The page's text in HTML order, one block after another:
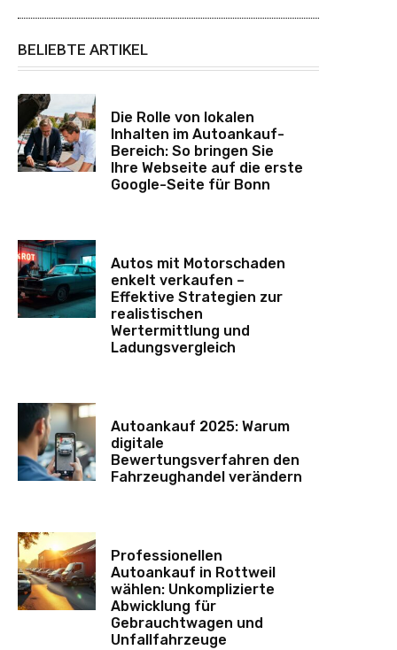
BELIEBTE ARTIKEL
Die Rolle von lokalen
Inhalten im Autoankauf-
Bereich: So bringen Sie
Ihre Webseite auf die erste
Google-Seite für Bonn
Autos mit Motorschaden
enkelt verkaufen –
Effektive Strategien zur
realistischen
Wertermittlung und
Ladungsvergleich
Autoankauf 2025: Warum
digitale
Bewertungsverfahren den
Fahrzeughandel verändern
Professionellen
Autoankauf in Rottweil
wählen: Unkomplizierte
Abwicklung für
Gebrauchtwagen und
Unfallfahrzeuge